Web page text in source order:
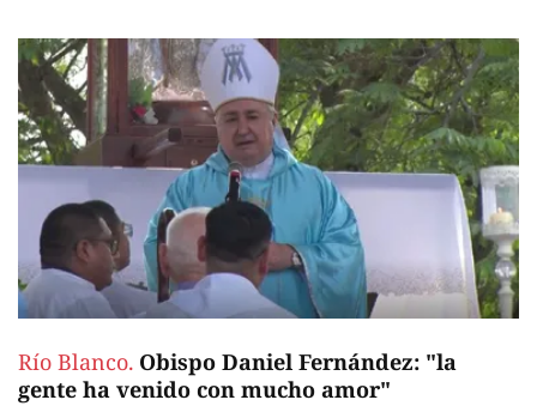
Río Blanco. Obispo Daniel Fernández: "la
gente ha venido con mucho amor"